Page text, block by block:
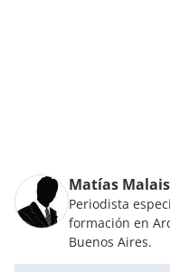
Matías
Periodista
formación en
Buenos Aires.